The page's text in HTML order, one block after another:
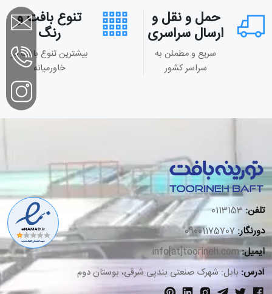
حمل و نقل و
ارسال سراسری
سریع و مطمئن به
سراسر کشور
تنوع بافت و
رنگ
بیشترین تنوع بافت در
خاورمیانه
تلفن: 0113153
دورنگار:09001175707
ایمیل:info[at]toorineh.com
آدرس: بابل: شهرک صنعتی بندپی شرقی، بوستان دوم